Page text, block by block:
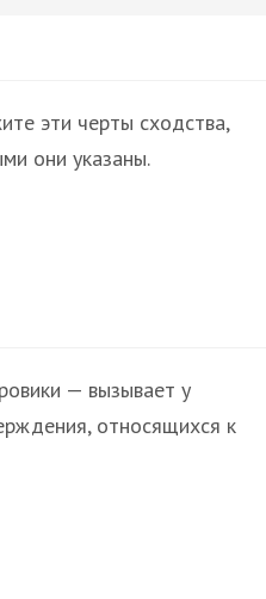
эти черты сходства,
они указаны.
— вызывает у
относящихся к